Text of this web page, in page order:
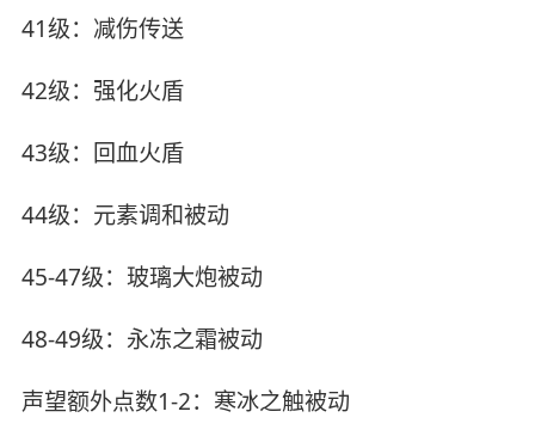
41级：减伤传送
42级：强化火盾
43级：回血火盾
44级：元素调和被动
45-47级：玻璃大炮被动
48-49级：永冻之霜被动
声望额外点数1-2：寒冰之触被动